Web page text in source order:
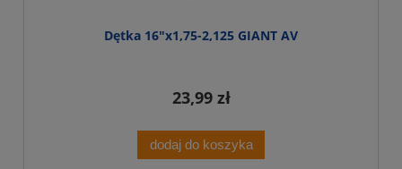
Dętka 16"x1,75-2,125 GIANT AV
23,99 zł
dodaj do koszyka